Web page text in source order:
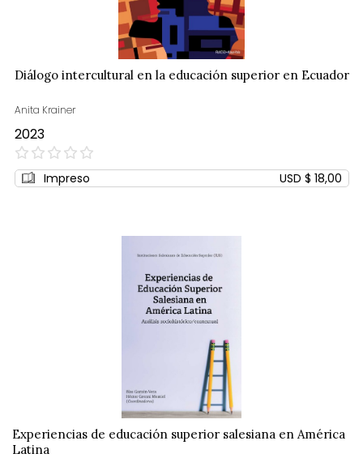
Diálogo intercultural en la educación superior en Ecuador
Anita Krainer
2023
0%
Impreso USD $ 18,00
Experiencias de educación superior salesiana en América
Latina